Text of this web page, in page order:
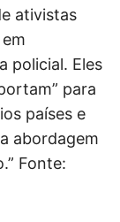
ativistas
policial. Eles
para
países e
abordagem
Fonte: